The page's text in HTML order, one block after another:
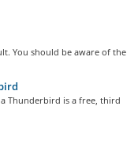
You should be aware of the
Thunderbird is a free, third